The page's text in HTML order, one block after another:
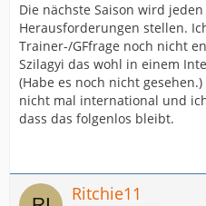
Die nächste Saison wird
Herausforderungen stellen.
Trainer-/GFfrage noch nicht
Szilagyi das wohl in einem
(Habe es noch nicht
nicht mal international und
dass das folgenlos bleibt.
Ritchie11